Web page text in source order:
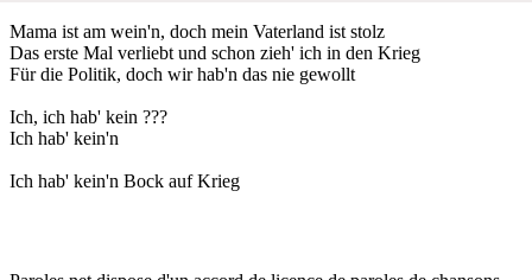
Mama ist am wein'n, doch mein Vaterland ist stolz
Das erste Mal verliebt und schon zieh' ich in den Krieg
Für die Politik, doch wir hab'n das nie gewollt
Ich, ich hab' kein ???
Ich hab' kein'n
Ich hab' kein'n Bock auf Krieg